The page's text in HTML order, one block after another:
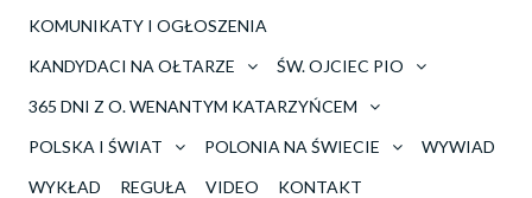
KOMUNIKATY I OGŁOSZENIA
KANDYDACI NA OŁTARZE
ŚW. OJCIEC PIO
365 DNI Z O. WENANTYM KATARZYŃCEM
POLSKA I ŚWIAT
POLONIA NA ŚWIECIE
WYWIAD
WYKŁAD
REGUŁA VIDEO
KONTAKT